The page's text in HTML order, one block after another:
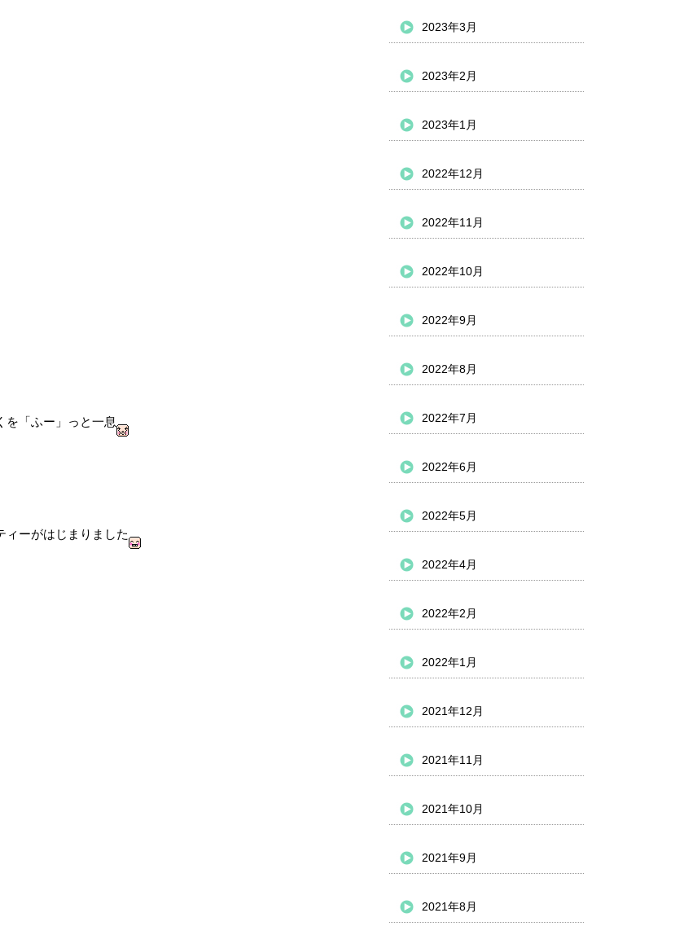
を「ふー」っと一息
ィーがはじまりました
2023年3月
2023年2月
2023年1月
2022年12月
2022年11月
2022年10月
2022年9月
2022年8月
2022年7月
2022年6月
2022年5月
2022年4月
2022年2月
2022年1月
2021年12月
2021年11月
2021年10月
2021年9月
2021年8月